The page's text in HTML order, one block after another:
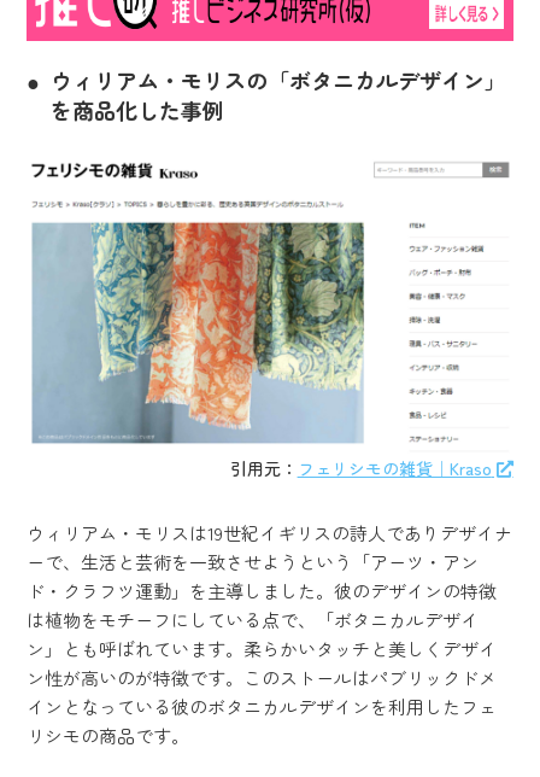
ウィリアム・モリスの「ボタニカルデザイン」
を商品化した事例
引用元： フェリシモの雑貨｜Kraso
ウィリアム・モリスは19世紀イギリスの詩人でありデザイナ
ーで、生活と芸術を一致させようという「アーツ・アン
ド・クラフツ運動」を主導しました。彼のデザインの特徴
は植物をモチーフにしている点で、「ボタニカルデザイ
ン」とも呼ばれています。柔らかいタッチと美しくデザイ
ン性が高いのが特徴です。このストールはパブリックドメ
インとなっている彼のボタニカルデザインを利用したフェ
リシモの商品です。